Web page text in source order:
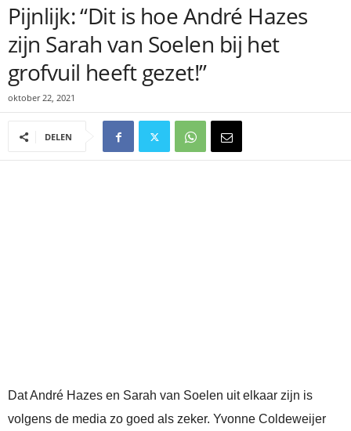
Pijnlijk: “Dit is hoe André Hazes
zijn Sarah van Soelen bij het
grofvuil heeft gezet!”
oktober 22, 2021
DELEN
Dat André Hazes en Sarah van Soelen uit elkaar zijn is
volgens de media zo goed als zeker. Yvonne Coldeweijer